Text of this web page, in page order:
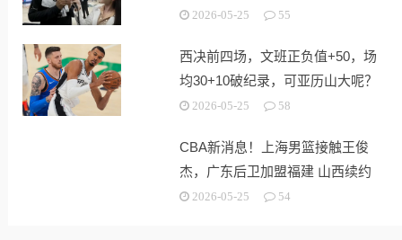
2026-05-25 55
西决前四场，文班正负值+50，场
均30+10破纪录，可亚历山大呢？
2026-05-25 58
CBA新消息！上海男篮接触王俊
杰，广东后卫加盟福建 山西续约
潘江
2026-05-25 54